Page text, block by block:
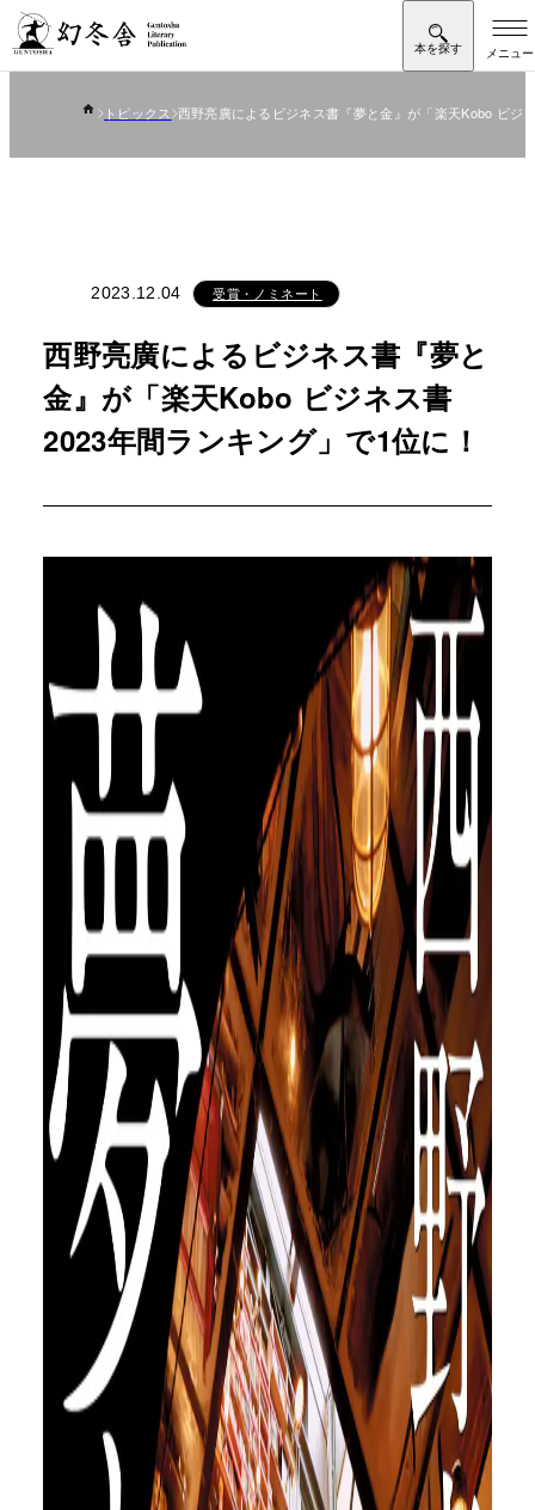
トピックス 西野亮廣によるビジネス書『夢と金』が「楽天Kobo ビジ
2023.12.04 受賞・ノミネート
西野亮廣によるビジネス書『夢と
金』が「楽天Kobo ビジネス書
2023年間ランキング」で1位に！